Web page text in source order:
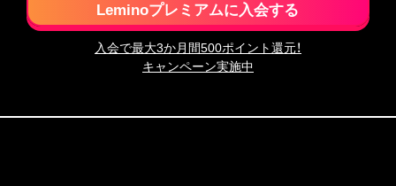
Leminoプレミアムに入会する
入会で最大3か月間500ポイント還元！
キャンペーン実施中